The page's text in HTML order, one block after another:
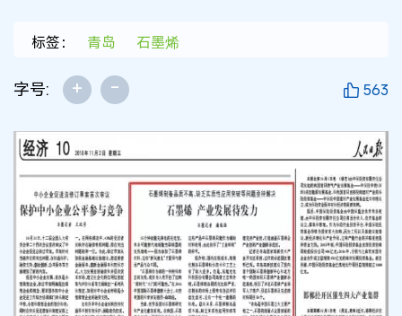
标签： 青岛 石墨烯
字号: + - 563